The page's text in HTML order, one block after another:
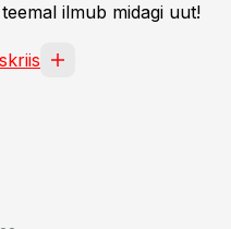
ilmub midagi uut!